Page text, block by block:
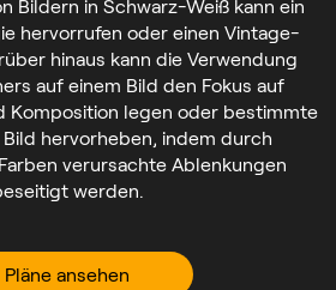
Bildern in Schwarz-Weiß kann ein
hervorrufen oder einen Vintage-
hinaus kann die Verwendung
auf einem Bild den Fokus auf
Komposition legen oder bestimmte
Bild hervorheben, indem durch
verursachte Ablenkungen
werden.
Pläne ansehen